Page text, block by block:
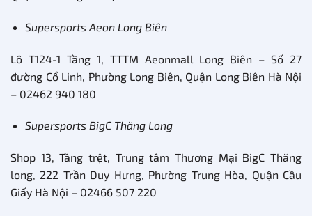
Supersports Aeon Long Biên
Lô T124-1 Tầng 1, TTTM Aeonmall Long Biên – Số 27
đường Cổ Linh, Phường Long Biên, Quận Long Biên Hà Nội
– 02462 940 180
Supersports BigC Thăng Long
Shop 13, Tầng trệt, Trung tâm Thương Mại BigC Thăng
long, 222 Trần Duy Hưng, Phường Trung Hòa, Quận Cầu
Giấy Hà Nội – 02466 507 220